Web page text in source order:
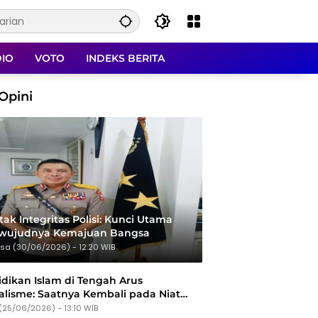
VOTO INDEKS BERITA
Integritas Polisi: Kunci Utama
Kemajuan Bangsa
(30/06/2026) - 12:20 WIB
Islam di Tengah Arus
Saatnya Kembali pada Niat
06/2026) - 13:10 WIB